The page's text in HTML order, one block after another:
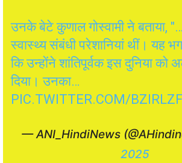
उनके बेटे कुणाल गोस्वामी ने बताया,
स्वास्थ्य संबंधी परेशानियां थीं। यह
कि उन्होंने शांतिपूर्वक इस दुनिया को
दिया। उनका…
PIC.TWITTER.COM/
— ANI_HindiNews
2025